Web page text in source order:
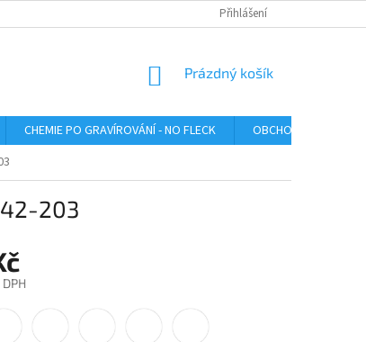
Přihlášení
NÁKUPNÍ
Prázdný košík
CHEMIE PO GRAVÍROVÁNÍ - NO FLECK
OBCHODNÍ
203